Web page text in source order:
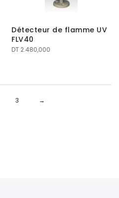
Détecteur de flamme UV
FLV40
DT 2.480,000
3 →